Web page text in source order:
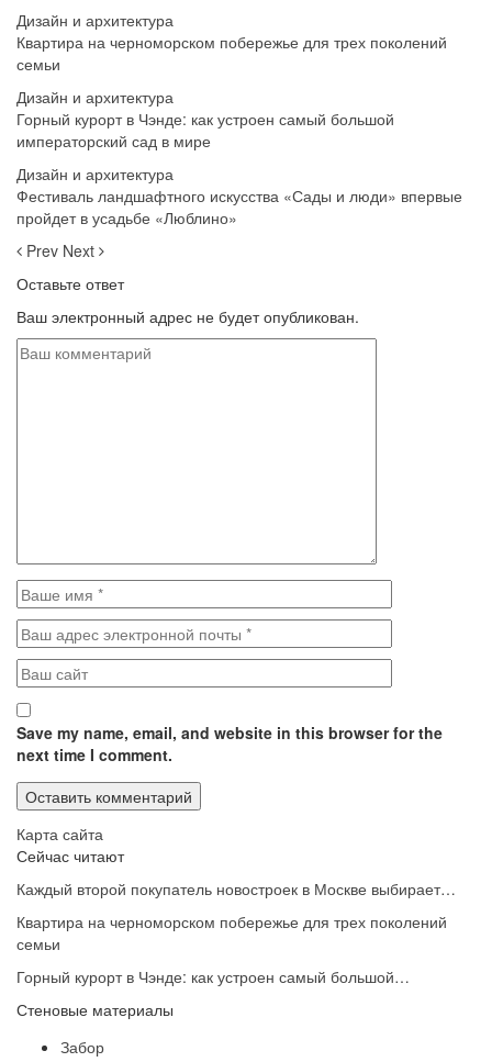
Дизайн и архитектура
Квартира на черноморском побережье для трех поколений
семьи
Дизайн и архитектура
Горный курорт в Чэнде: как устроен самый большой
императорский сад в мире
Дизайн и архитектура
Фестиваль ландшафтного искусства «Сады и люди» впервые
пройдет в усадьбе «Люблино»
Prev Next
Оставьте ответ
Ваш электронный адрес не будет опубликован.
Save my name, email, and website in this browser for the
next time I comment.
Карта сайта
Сейчас читают
Каждый второй покупатель новостроек в Москве выбирает…
Квартира на черноморском побережье для трех поколений
семьи
Горный курорт в Чэнде: как устроен самый большой…
Стеновые материалы
Забор